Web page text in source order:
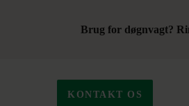
Brug for døgnvagt?
KONTAKT OS